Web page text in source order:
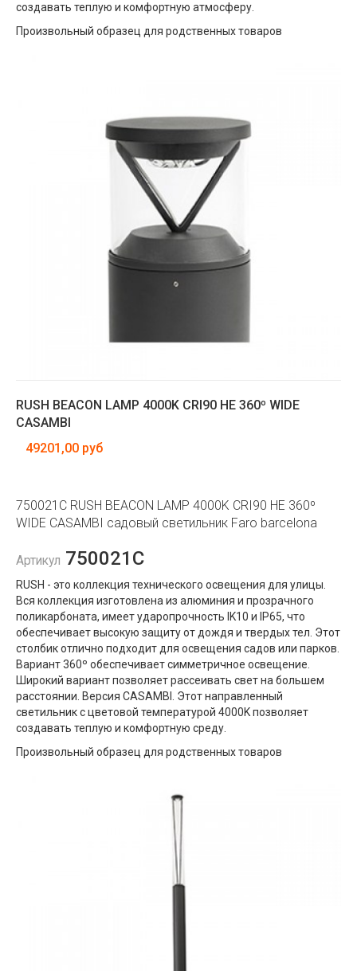
создавать теплую и комфортную атмосферу.
Произвольный образец для родственных товаров
RUSH BEACON LAMP 4000K CRI90 HE 360º WIDE
CASAMBI
49201,00 руб
750021C RUSH BEACON LAMP 4000K CRI90 HE 360º
WIDE CASAMBI садовый светильник Faro barcelona
Артикул 750021C
RUSH - это коллекция технического освещения для улицы.
Вся коллекция изготовлена ​​из алюминия и прозрачного
поликарбоната, имеет ударопрочность IK10 и IP65, что
обеспечивает высокую защиту от дождя и твердых тел. Этот
столбик отлично подходит для освещения садов или парков.
Вариант 360º обеспечивает симметричное освещение.
Широкий вариант позволяет рассеивать свет на большем
расстоянии. Версия CASAMBI. Этот направленный
светильник с цветовой температурой 4000K позволяет
создавать теплую и комфортную среду.
Произвольный образец для родственных товаров